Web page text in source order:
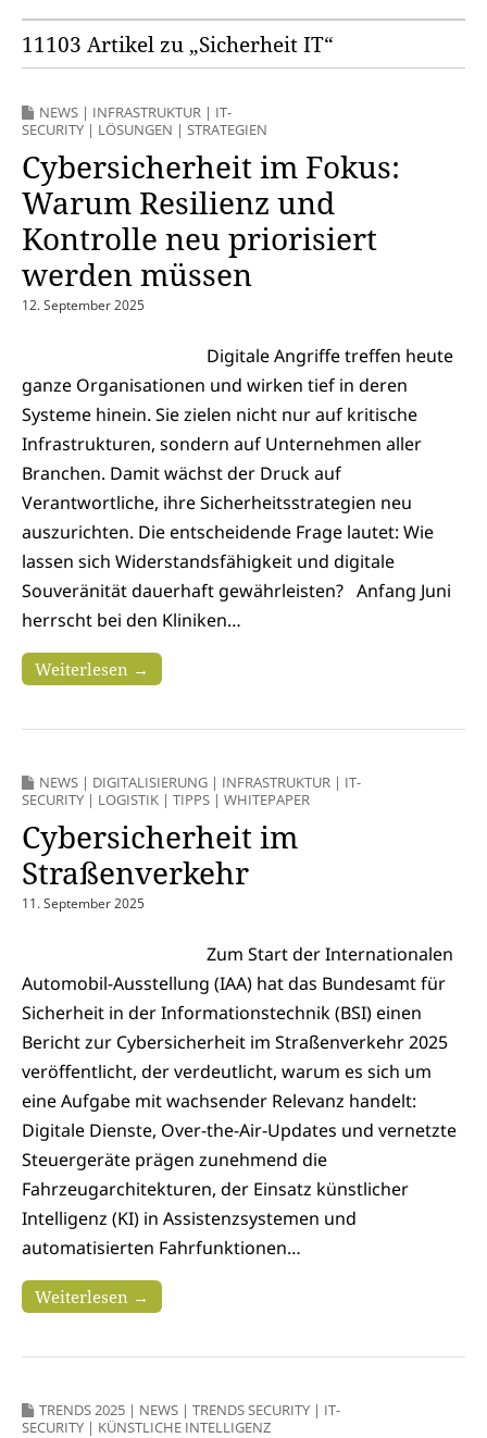
11103 Artikel zu „Sicherheit IT“
NEWS | INFRASTRUKTUR | IT-
SECURITY | LÖSUNGEN | STRATEGIEN
Cybersicherheit im Fokus:
Warum Resilienz und
Kontrolle neu priorisiert
werden müssen
12. September 2025
Digitale Angriffe treffen heute
ganze Organisationen und wirken tief in deren
Systeme hinein. Sie zielen nicht nur auf kritische
Infrastrukturen, sondern auf Unternehmen aller
Branchen. Damit wächst der Druck auf
Verantwortliche, ihre Sicherheitsstrategien neu
auszurichten. Die entscheidende Frage lautet: Wie
lassen sich Widerstandsfähigkeit und digitale
Souveränität dauerhaft gewährleisten? Anfang Juni
herrscht bei den Kliniken…
Weiterlesen →
NEWS | DIGITALISIERUNG | INFRASTRUKTUR | IT-
SECURITY | LOGISTIK | TIPPS | WHITEPAPER
Cybersicherheit im
Straßenverkehr
11. September 2025
Zum Start der Internationalen
Automobil-Ausstellung (IAA) hat das Bundesamt für
Sicherheit in der Informationstechnik (BSI) einen
Bericht zur Cybersicherheit im Straßenverkehr 2025
veröffentlicht, der verdeutlicht, warum es sich um
eine Aufgabe mit wachsender Relevanz handelt:
Digitale Dienste, Over-the-Air-Updates und vernetzte
Steuergeräte prägen zunehmend die
Fahrzeugarchitekturen, der Einsatz künstlicher
Intelligenz (KI) in Assistenzsystemen und
automatisierten Fahrfunktionen…
Weiterlesen →
TRENDS 2025 | NEWS | TRENDS SECURITY | IT-
SECURITY | KÜNSTLICHE INTELLIGENZ